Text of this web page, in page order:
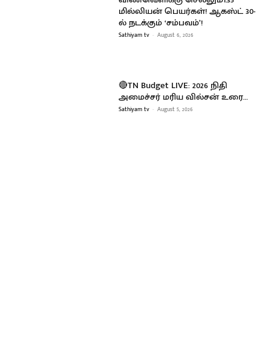
மில்லியன் பெயர்கள்! ஆகஸ்ட் 30-
ல் நடக்கும் ‘சம்பவம்’!
Sathiyam tv - August 6, 2026
🔴TN Budget LIVE: 2026 நிதி
அமைச்சர் மரிய வில்சன் உரை…
Sathiyam tv - August 5, 2026